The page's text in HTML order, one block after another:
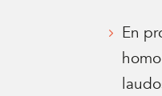
En